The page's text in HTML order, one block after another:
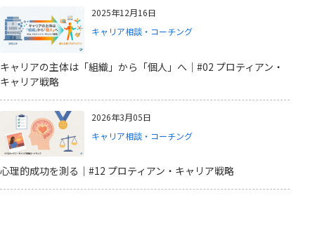
2025年12月16日
キャリア相談・コーチング
キャリアの主体は「組織」から「個人」へ｜#02 プロティアン・
キャリア戦略
2026年3月05日
キャリア相談・コーチング
心理的成功を測る｜#12 プロティアン・キャリア戦略